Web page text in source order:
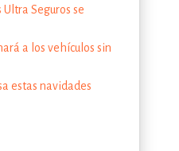
Seguros se
a los vehículos sin
estas navidades